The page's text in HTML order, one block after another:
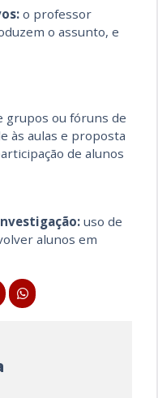
o professor
o assunto, e
grupos ou fóruns de
às aulas e proposta
de alunos
uso de
alunos em